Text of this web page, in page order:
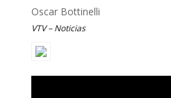
Oscar Bottinelli
VTV – Noticias